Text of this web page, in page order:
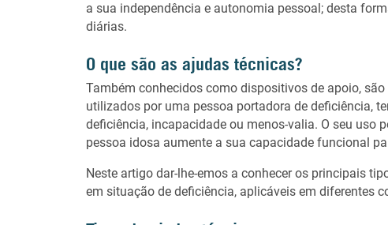
a sua independência e autonomia pessoal; desta
diárias.
O que são as ajudas técnicas?
Também conhecidos como dispositivos de apoio,
utilizados por uma pessoa portadora de deficiência,
deficiência, incapacidade ou menos-valia. O seu uso
pessoa idosa aumente a sua capacidade funcional
Neste artigo dar-lhe-emos a conhecer os principais
em situação de deficiência, aplicáveis em diferentes